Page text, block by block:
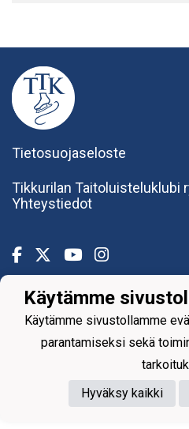
Tietosuojaseloste
Tikkurilan Taitoluisteluklubi
Yhteystiedot
Powered by
Käytämme
Käytämme sivustollamme
parantamiseksi sekä
Hyväksy kaikki